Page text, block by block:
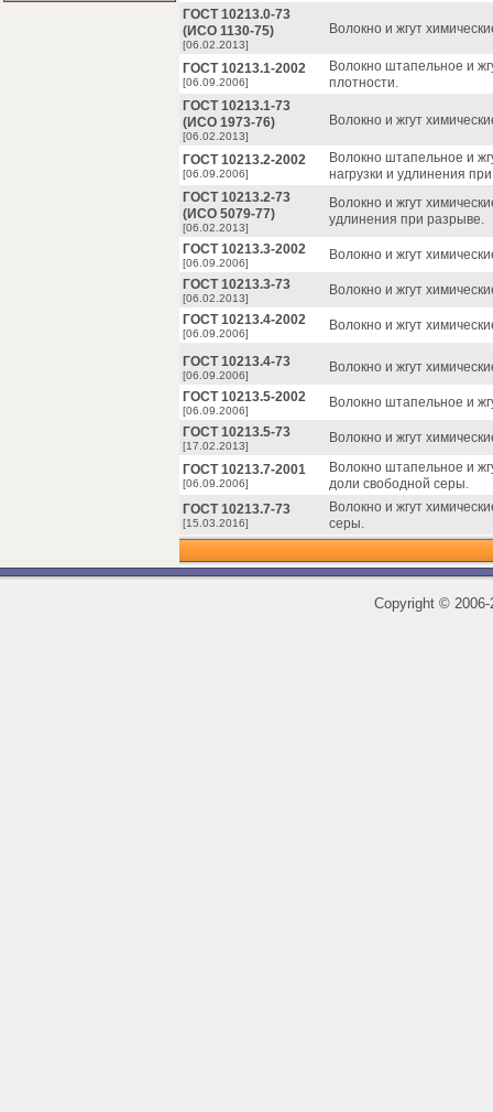
ГОСТ 10213.0-73
(ИСО 1130-75)
[06.02.2013]
Волокно и жгут
ГОСТ 10213.1-2002
[06.09.2006]
Волокно штапельное и
плотности.
ГОСТ 10213.1-73
(ИСО 1973-76)
[06.02.2013]
Волокно и жгут
ГОСТ 10213.2-2002
[06.09.2006]
Волокно штапельное и
нагрузки и удлинения
ГОСТ 10213.2-73
(ИСО 5079-77)
[06.02.2013]
Волокно и жгут
удлинения при разрыве.
ГОСТ 10213.3-2002
[06.09.2006]
Волокно и жгут
ГОСТ 10213.3-73
[06.02.2013]
Волокно и жгут
ГОСТ 10213.4-2002
[06.09.2006]
Волокно и жгут
ГОСТ 10213.4-73
[06.09.2006]
Волокно и жгут
ГОСТ 10213.5-2002
[06.09.2006]
Волокно штапельное и
ГОСТ 10213.5-73
[17.02.2013]
Волокно и жгут
ГОСТ 10213.7-2001
[06.09.2006]
Волокно штапельное и
доли свободной серы.
ГОСТ 10213.7-73
[15.03.2016]
Волокно и жгут
серы.
Copyright ©